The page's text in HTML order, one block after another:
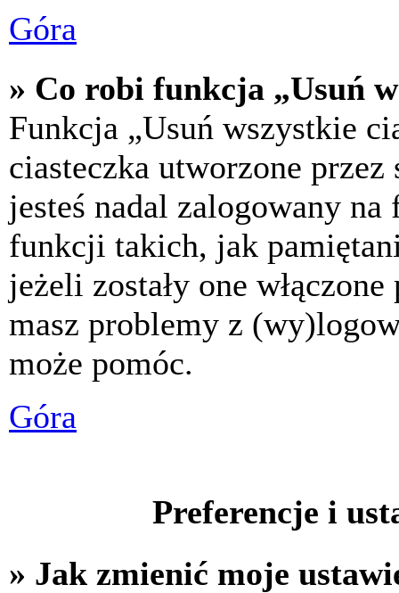
Góra
» Co robi funkcja „Usuń
Funkcja „Usuń wszystkie
ciasteczka utworzone
jesteś nadal zalogowany
funkcji takich, jak
jeżeli zostały one
masz problemy z
może pomóc.
Góra
Preferencje i
» Jak zmienić moje